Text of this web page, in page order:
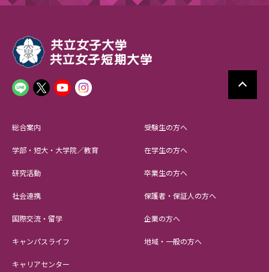
総合案内
学部・短大・大学院／教育
研究活動
社会連携
国際交流・留学
キャンパスライフ
キャリアセンター
受験生の方へ
在学生の方へ
卒業生の方へ
保護者・保証人の方へ
企業の方へ
地域・一般の方へ